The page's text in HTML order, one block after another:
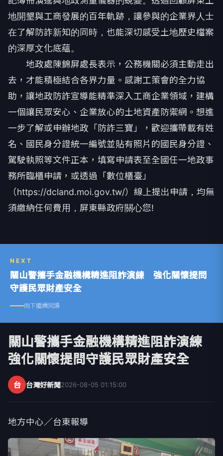
地開墾與工商發展的百年軌跡，讓參與的企業界人士
在了解防詐新知的同時，也能深切感受土地歷史檔案
的深厚文化底蘊。
地政處陳錦屏處長表示，公務機關必須主動走出
去，才能積極結合各界力量。感謝工策會的全力協
助，讓地政防詐宣導能精準深入工商企業領域，建構
一個讓民眾安心、企業放心的土地資產防禦網。想進
一步了解或申辦地政「防詐三寶」，歡迎攜帶載有姓
名、國民身分證統一編號並貼有照片的國民身分證、
駕駛執照等文件正本，填寫申請表至全國任一地政事
務所臨櫃申請，或透過「數位櫃臺」
（https://dcland.moi.gov.tw/）線上提出申請，均無
須繳納任何費用，屏東縣政府關心您!
NEXT
關山警攜手金融機構精進阻詐演練 強化關懷提問
守護民眾財產安全
向下繼續閱讀
關山警攜手金融機構精進阻詐演練
強化關懷提問守護民眾財產安全
台 台灣好新聞2026-08-05 01:15:00
地方中心／台東報導